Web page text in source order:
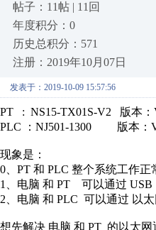
帖子：11帖 | 11回
年度积分：0
历史总积分：571
注册：2019年10月07日
发表于：2019-10-09 15:57:56
PT : NS15-TX01S-V2 版本：
PLC ：NJ501-1300 版本：
现象是：
0、PT 和 PLC 整个系统工作正
1、电脑 和 PT 可以通过
2、电脑 和 PLC 可以通过 以
想先解决 电脑 和 PT 的以太网